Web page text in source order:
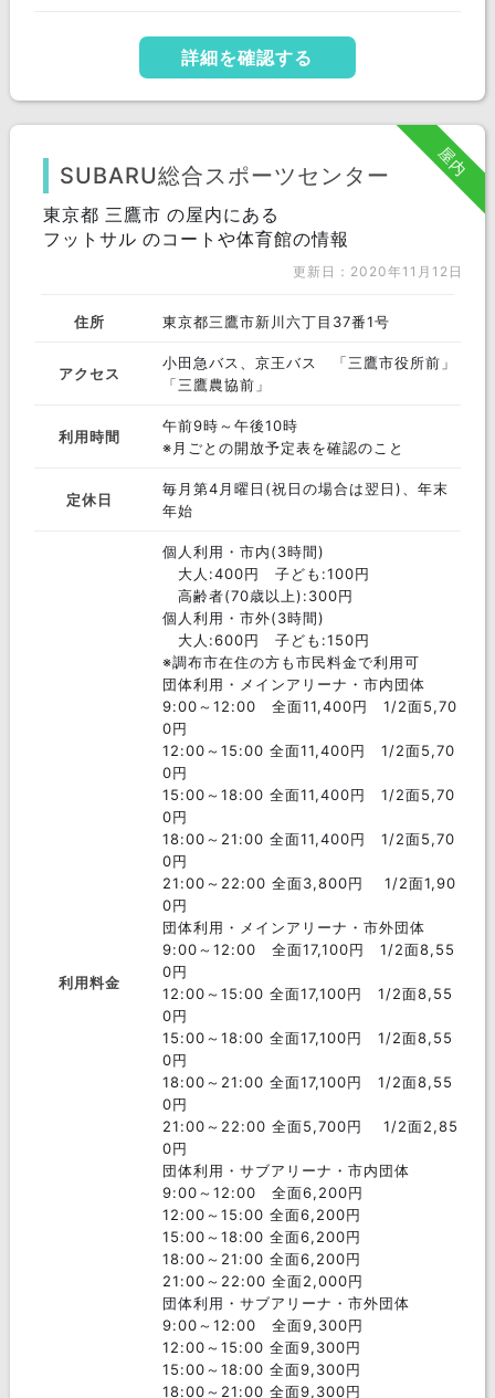
詳細を確認する
屋内
SUBARU総合スポーツセンター
東京都 三鷹市 の屋内にある
フットサル のコートや体育館の情報
更新日：2020年11月12日
住所 東京都三鷹市新川六丁目37番1号
アクセス
小田急バス、京王バス 「三鷹市役所前」
「三鷹農協前」
利用時間
午前9時～午後10時
※月ごとの開放予定表を確認のこと
定休日
毎月第4月曜日(祝日の場合は翌日)、年末
年始
利用料金
個人利用・市内(3時間)
大人:400円 子ども:100円
高齢者(70歳以上):300円
個人利用・市外(3時間)
大人:600円 子ども:150円
※調布市在住の方も市民料金で利用可
団体利用・メインアリーナ・市内団体
9:00～12:00 全面11,400円 1/2面5,70
0円
12:00～15:00 全面11,400円 1/2面5,70
0円
15:00～18:00 全面11,400円 1/2面5,70
0円
18:00～21:00 全面11,400円 1/2面5,70
0円
21:00～22:00 全面3,800円 1/2面1,90
0円
団体利用・メインアリーナ・市外団体
9:00～12:00 全面17,100円 1/2面8,55
0円
12:00～15:00 全面17,100円 1/2面8,55
0円
15:00～18:00 全面17,100円 1/2面8,55
0円
18:00～21:00 全面17,100円 1/2面8,55
0円
21:00～22:00 全面5,700円 1/2面2,85
0円
団体利用・サブアリーナ・市内団体
9:00～12:00 全面6,200円
12:00～15:00 全面6,200円
15:00～18:00 全面6,200円
18:00～21:00 全面6,200円
21:00～22:00 全面2,000円
団体利用・サブアリーナ・市外団体
9:00～12:00 全面9,300円
12:00～15:00 全面9,300円
15:00～18:00 全面9,300円
18:00～21:00 全面9,300円